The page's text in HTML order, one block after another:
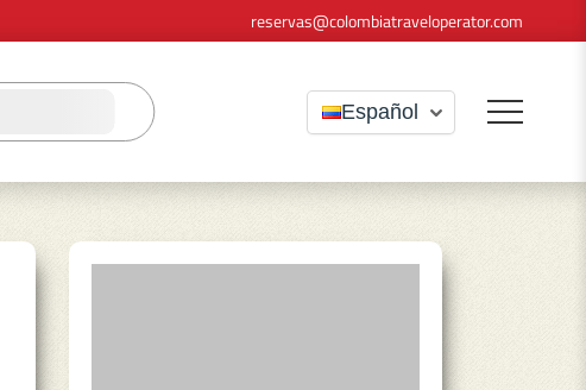
reservas@colombiatraveloperator.com
Español